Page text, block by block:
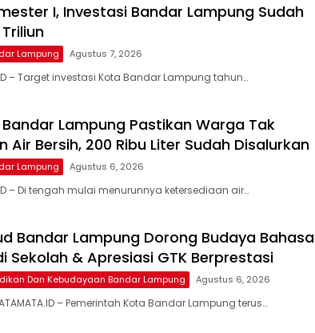
I, Investasi Bandar Lampung Sudah
Lampung Agustus 7, 2026
– Target investasi Kota Bandar Lampung tahun…
Lampung Pastikan Warga Tak
Air Bersih, 200 Ribu Liter Sudah Disalurkan
Lampung Agustus 6, 2026
– Di tengah mulai menurunnya ketersediaan air…
Bandar Lampung Dorong Budaya Bahasa
Sekolah & Apresiasi GTK Berprestasi
Dan Kebudayaan Bandar Lampung Agustus 6, 2026
– Pemerintah Kota Bandar Lampung terus…